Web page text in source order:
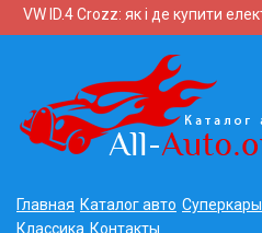
VW ID.4 Crozz: як і де купити
Главная Каталог авто Суперкары
Классика Контакты